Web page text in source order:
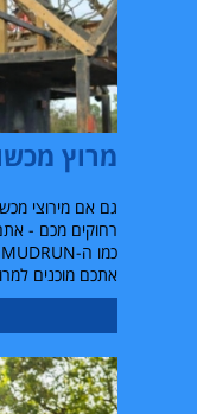
מרוץ
גם אם מירוצי
רחוקים מכם - אתם
אתכם מוכנים